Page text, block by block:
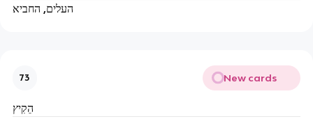
העלים, החביא
73 New cards
הֵקִיץ